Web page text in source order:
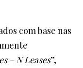
com base nas
– N Leases”,